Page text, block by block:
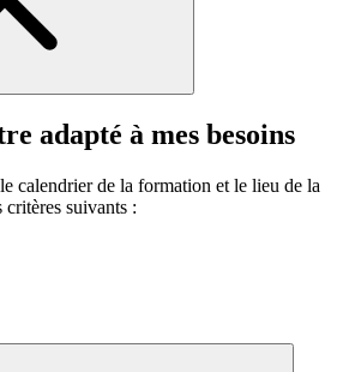
adapté à mes besoins
calendrier de la formation et le lieu de la
suivants :